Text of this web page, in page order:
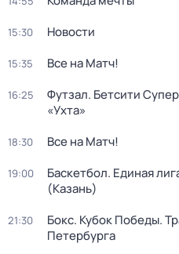
15:30 Новости
15:35 Все на Матч!
16:25
Футзал. Бетсити
«Ухта»
18:30 Все на Матч!
19:00
Баскетбол. Единая
(Казань)
21:30
Бокс. Кубок Победы.
Петербурга